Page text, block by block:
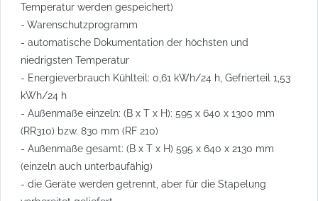
Temperatur werden gespeichert)
- Warenschutzprogramm
- automatische Dokumentation der höchsten und
niedrigsten Temperatur
- Energieverbrauch Kühlteil: 0,61 kWh/24 h, Gefrierteil 1,53
kWh/24 h
- Außenmaße einzeln: (B x T x H): 595 x 640 x 1300 mm
(RR310) bzw. 830 mm (RF 210)
- Außenmaße gesamt: (B x T x H) 595 x 640 x 2130 mm
(einzeln auch unterbaufähig)
- die Geräte werden getrennt, aber für die Stapelung